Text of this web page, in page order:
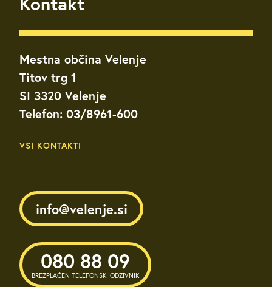
Mestna občina Velenje
Titov trg 1
SI 3320 Velenje
Telefon: 03/8961-600
VSI KONTAKTI
info@velenje.si
080 88 09
BREZPLAČEN TELEFONSKI ODZIVNIK